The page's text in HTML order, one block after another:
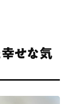
せな気